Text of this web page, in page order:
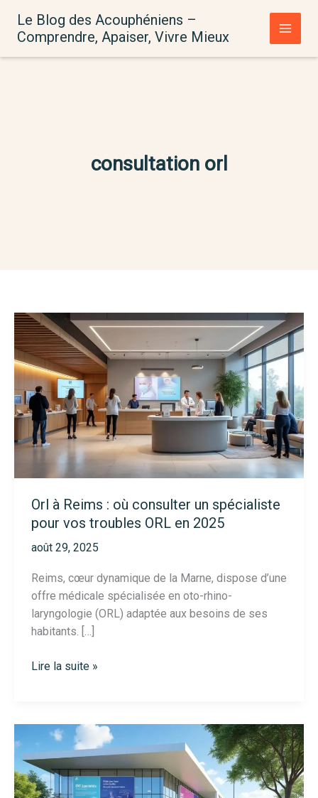
contenu
Le Blog des Acouphéniens –
Comprendre, Apaiser, Vivre Mieux
consultation orl
Orl à Reims : où consulter un spécialiste
pour vos troubles ORL en 2025
août 29, 2025
Reims, cœur dynamique de la Marne, dispose d’une
offre médicale spécialisée en oto-rhino-
laryngologie (ORL) adaptée aux besoins de ses
habitants. […]
Orl
consulter
un
spécialiste
Lire la suite »